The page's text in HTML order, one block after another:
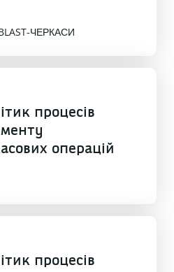
ЧЕРКАСИ
процесів
операцій
процесів